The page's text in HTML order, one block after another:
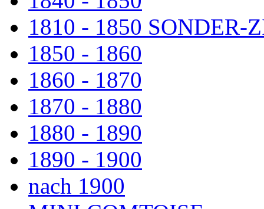
1810 - 1850 SONDER-
1850 - 1860
1860 - 1870
1870 - 1880
1880 - 1890
1890 - 1900
nach 1900